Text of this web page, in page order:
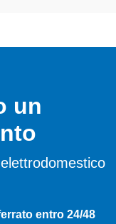
un
entro 24/48